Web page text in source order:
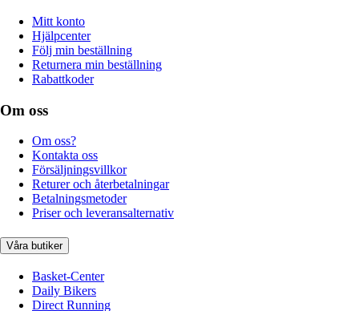
Mitt konto
Hjälpcenter
Följ min beställning
Returnera min beställning
Rabattkoder
Om oss
Om oss?
Kontakta oss
Försäljningsvillkor
Returer och återbetalningar
Betalningsmetoder
Priser och leveransalternativ
Våra butiker
Basket-Center
Daily Bikers
Direct Running